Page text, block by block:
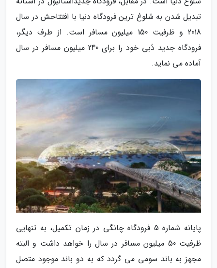
تبدیل شدن به شلوغ ترین فرودگاه دنیا با افتتاحش در سال
2018 و ظرفیت 150 میلیون مسافر است. از طرف دیگر،
فرودگاه جدید دُبی خود را برای 240 میلیون مسافر در سال
آماده می نماید.
پایانه شماره 5 فرودگاه چانگی در زمان تکمیل، به تنهایی
ظرفیت 50 میلیون مسافر در سال را خواهد داشت و البته
مجهز به باند سومی می گردد که به دو باند موجود متصل